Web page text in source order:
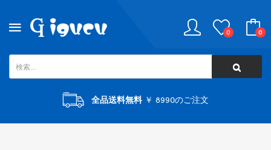
0 0
全品送料無料￥ 8990のご注文